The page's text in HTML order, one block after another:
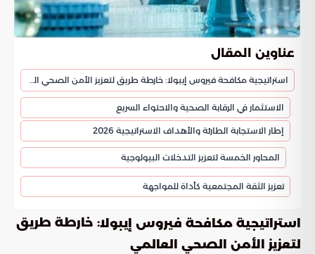
عناوين المقال
استراتيجية مكافحة فيروس إيبولا: خارطة طريق لتعزيز الأمن الصحي العالمي
الاستثمار في الرقابة الصحية والاحتواء السريع
إطار الاستجابة الطارئة والأهداف الاستراتيجية 2026
المحاور الخمسة لتعزيز التدخلات البيولوجية
تعزيز الثقة المجتمعية كأداة للمواجهة
استراتيجية مكافحة فيروس إيبولا: خارطة طريق
لتعزيز الأمن الصحي العالمي